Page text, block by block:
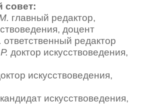
совет:
главный редактор,
доцент
ответственный редактор
доктор искусствоведения,
искусствоведения,
кандидат искусствоведения,